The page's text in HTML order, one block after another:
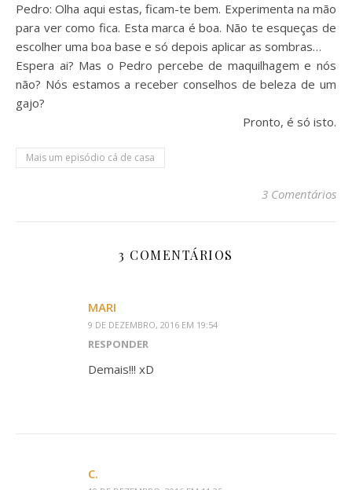
Pedro: Olha aqui estas, ficam-te bem. Experimenta na mão
para ver como fica. Esta marca é boa. Não te esqueças de
escolher uma boa base e só depois aplicar as sombras…
Espera ai? Mas o Pedro percebe de maquilhagem e nós
não? Nós estamos a receber conselhos de beleza de um
gajo?
Pronto, é só isto.
Mais um episódio cá de casa
3 Comentários
3 COMENTÁRIOS
MARI
9 DE DEZEMBRO, 2016 EM 19:54
RESPONDER
Demais!!! xD
C.